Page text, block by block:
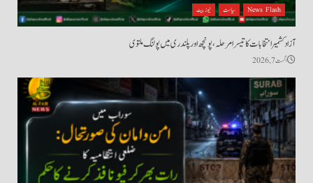
News Flash سیاست نیوز بیٹ
آزاد کشمیر انتخابات کا تیسرا مرحلہ، پونچھ اور پلندری میں پولنگ ملتوی
اگست 7, 2026